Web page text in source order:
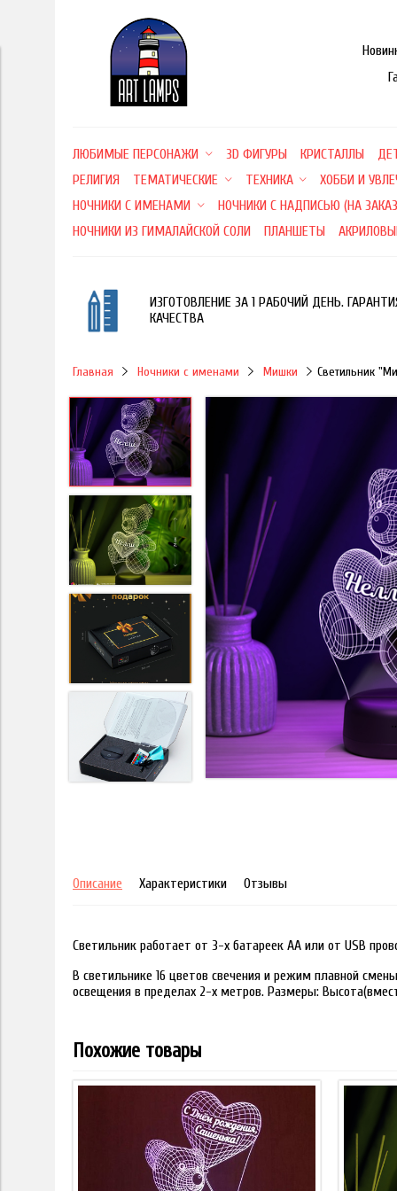
ЛЮБИМЫЕ ПЕРСОНАЖИ 3D ФИГУРЫ КРИСТАЛЛЫ
РЕЛИГИЯ
ТЕМАТИЧЕСКИЕ ТЕХНИКА
ХОББИ И
НОЧНИКИ С ИМЕНАМИ
НОЧНИКИ С НАДПИСЬЮ (НА
НОЧНИКИ ИЗ ГИМАЛАЙСКОЙ СОЛИ
ПЛАНШЕТЫ
ИЗГОТОВЛЕНИЕ ЗА 1 РАБОЧИЙ ДЕНЬ.
КАЧЕСТВА
Главная Ночники с именами Мишки Светильник
Описание Характеристики Отзывы
Светильник работает от 3-х батареек АА или от USB
В светильнике 16 цветов свечения и режим плавной
освещения в пределах 2-х метров. Размеры:
Похожие товары